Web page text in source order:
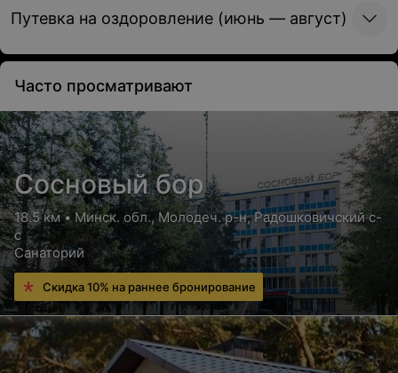
Путевка на оздоровление (июнь — август)
Часто просматривают
Сосновый бор
18.5 км • Минск. обл., Молодеч. р-н, Радошковичский c-
с
Санаторий
Скидка 10% на раннее бронирование